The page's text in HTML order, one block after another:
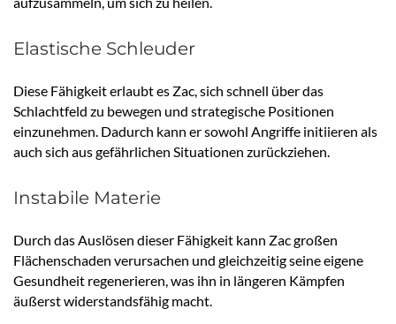
Elastische Schleuder
Diese Fähigkeit erlaubt es Zac, sich schnell über das
Schlachtfeld zu bewegen und strategische Positionen
einzunehmen. Dadurch kann er sowohl Angriffe initiieren als
auch sich aus gefährlichen Situationen zurückziehen.
Instabile Materie
Durch das Auslösen dieser Fähigkeit kann Zac großen
Flächenschaden verursachen und gleichzeitig seine eigene
Gesundheit regenerieren, was ihn in längeren Kämpfen
äußerst widerstandsfähig macht.